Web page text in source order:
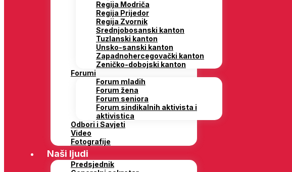
Regija Modriča
Regija Prijedor
Regija Zvornik
Srednjobosanski kanton
Tuzlanski kanton
Unsko-sanski kanton
Zapadnohercegovački kanton
Zeničko-dobojski kanton
Forumi
Forum mladih
Forum žena
Forum seniora
Forum sindikalnih aktivista i
aktivistica
Odbori i Savjeti
Video
Fotografije
Naši ljudi
Predsjednik